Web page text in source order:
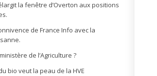
la fenêtre d’Overton aux positions
de France Info avec la
de l’Agriculture ?
bio veut la peau de la HVE